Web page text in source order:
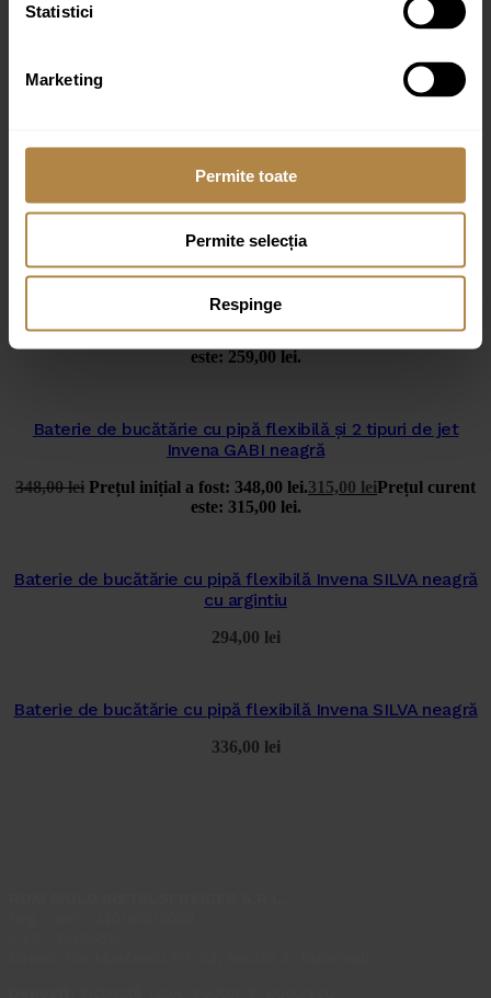
Statistici
Marketing
Permite toate
Permite selecția
Respinge
Baterie de bucatarie cu pipa flexibila si 2 tipuri de jet
Invena GABI neagra si crom
306,00lei Prețul inițial a fost: 306,00 lei.259,00leiPrețul curent
este: 259,00 lei.
Baterie de bucătărie cu pipă flexibilă și 2 tipuri de jet
Invena GABI neagră
348,00lei Prețul inițial a fost: 348,00 lei.315,00 leiPrețul curent
este: 315,00 lei.
Baterie de bucătărie cu pipă flexibilă Invena SILVA neagră
cu argintiu
294,00 lei
Baterie de bucătărie cu pipă flexibilă Invena SILVA neagră
336,00 lei